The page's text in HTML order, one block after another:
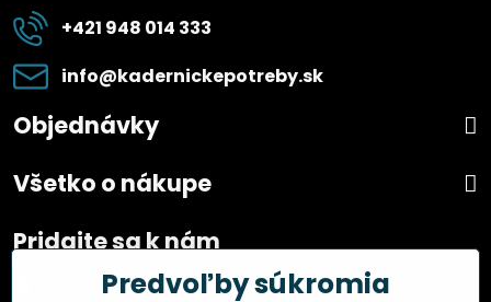
+421 948 014 333
info​@kadernickepotreby​.sk
Objednávky
Všetko o nákupe
Pridajte sa k nám
FacebookPredvoľby súkromia